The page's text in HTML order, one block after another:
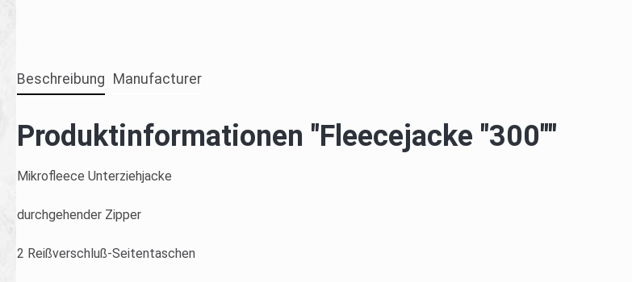
Beschreibung Manufacturer
Produktinformationen "Fleecejacke "300""
Mikrofleece Unterziehjacke
durchgehender Zipper
2 Reißverschluß-Seitentaschen